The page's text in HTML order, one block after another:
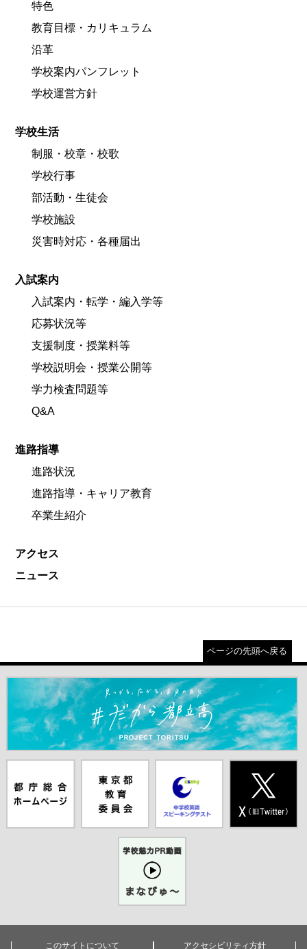
特色
教育目標・カリキュラム
沿革
学校案内パンフレット
学校運営方針
学校生活
制服・校章・校歌
学校行事
部活動・生徒会
学校施設
災害時対応・各種届出
入試案内
入試案内・転学・編入学等
応募状況等
支援制度・授業料等
学校説明会・授業公開等
学力検査問題等
Q&A
進路指導
進路状況
進路指導・キャリア教育
卒業生紹介
アクセス
ニュース
ページの先頭へ戻る
＃だから都立高（別ウインドウが開きます）
ムページ（別
ウインドウが
員会（別ウイ
ンドウが開き
ピーキングテ
スト（別ウイ
ンドウが開き
（別ウインド
ウが開きま
す）
学校魅力PR
動画まなびゅ
ー（別ウイン
ドウが開きま
このサイトについて アクセシビリティ方針